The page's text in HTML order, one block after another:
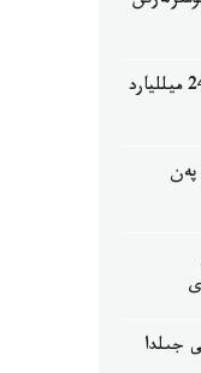
الماتىدا «بايسات» بازارى اۋكسيوندا 24 ميلليارد
جىلدا